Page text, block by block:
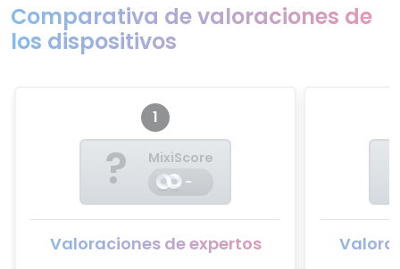
Comparativa de valoraciones de
los dispositivos
1
?
MixiScore
-
Valoraciones de expertos